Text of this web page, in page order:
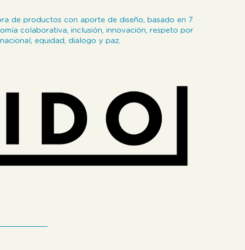
de productos con aporte de diseño, basado en 7
colaborativa, inclusión, innovación, respeto por
equidad, dialogo y paz.